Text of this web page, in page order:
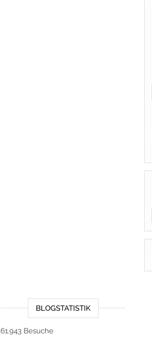
BLOGSTATISTIK
61.943 Besuche